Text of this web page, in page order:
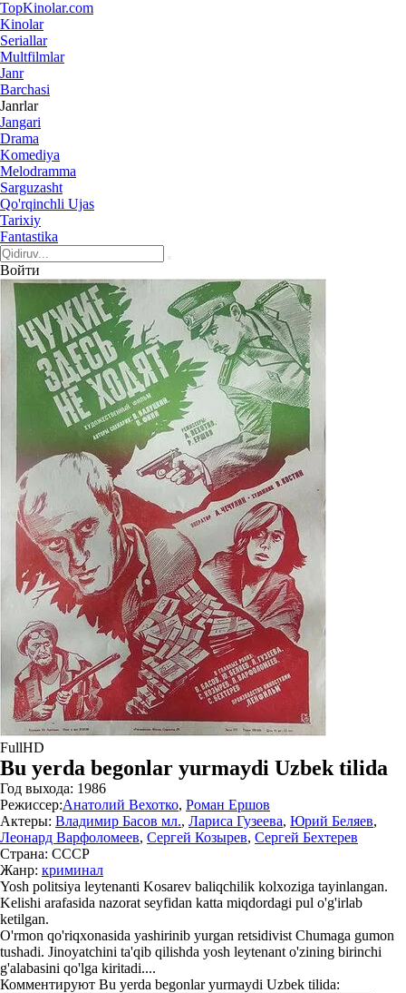
TopKinolar.com
Kinolar
Seriallar
Multfilmlar
Janr
Barchasi
Janrlar
Jangari
Drama
Komediya
Melodramma
Sarguzasht
Qo'rqinchli Ujas
Tarixiy
Fantastika
Войти
FullHD
Bu yerda begonlar yurmaydi Uzbek tilida
Год выхода: 1986
Режиссер:Анатолий Вехотко, Роман Ершов
Актеры: Владимир Басов мл., Лариса Гузеева, Юрий Беляев,
Леонард Варфоломеев, Сергей Козырев, Сергей Бехтерев
Страна: СССР
Жанр: криминал
Yosh politsiya leytenanti Kosarev baliqchilik kolxoziga tayinlangan.
Kelishi arafasida nazorat seyfidan katta miqdordagi pul o'g'irlab
ketilgan.
O'rmon qo'riqxonasida yashirinib yurgan retsidivist Chumaga gumon
tushadi. Jinoyatchini ta'qib qilishda yosh leytenant o'zining birinchi
g'alabasini qo'lga kiritadi....
Комментируют Bu yerda begonlar yurmaydi Uzbek tilida: